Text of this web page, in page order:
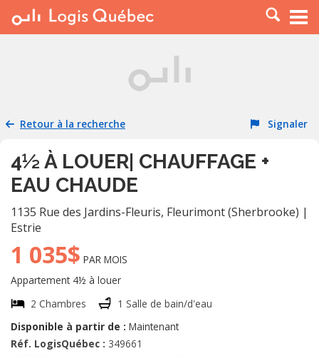
À LOUER
PLACER UNE ANNONCE
RESSOURCES
Retour à la recherche Signaler
4½ À LOUER| CHAUFFAGE +
EAU CHAUDE
1135 Rue des Jardins-Fleuris, Fleurimont (Sherbrooke) |
Estrie
1 035$ PAR MOIS
Appartement 4½ à louer
2 Chambres
1 Salle de bain/d'eau
Disponible à partir de : Maintenant
Réf. LogisQuébec : 349661